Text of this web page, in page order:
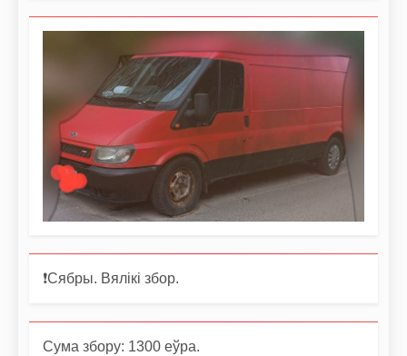
❗️Сябры. Вялікі збор.
Сума збору: 1300 еўра.